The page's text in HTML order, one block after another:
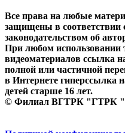
Все права на любые
защищены в
законодательством об
При любом использовании
видеоматериалов ссылка
полной или частичной
в Интернете гиперссылка
детей старше 16 лет.
© Филиал ВГТРК "ГТРК